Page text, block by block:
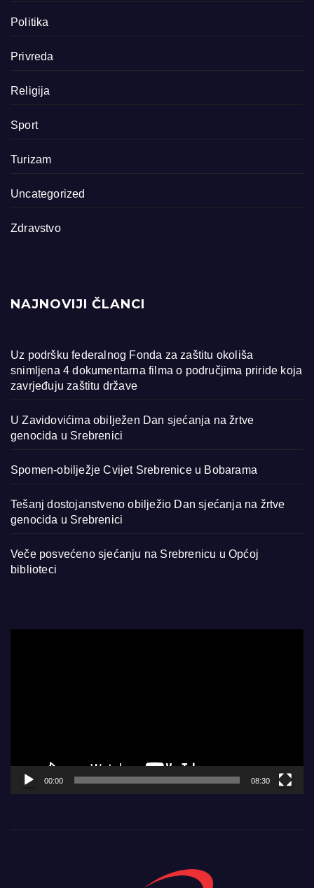
Politika
Privreda
Religija
Sport
Turizam
Uncategorized
Zdravstvo
NAJNOVIJI ČLANCI
Uz podršku federalnog Fonda za zaštitu okoliša
snimljena 4 dokumentarna filma o područjima priride koja
zavrjeđuju zaštitu države
U Zavidovićima obilježen Dan sjećanja na žrtve
genocida u Srebrenici
Spomen-obilježje Cvijet Srebrenice u Bobarama
Tešanj dostojanstveno obilježio Dan sjećanja na žrtve
genocida u Srebrenici
Veče posvećeno sjećanju na Srebrenicu u Općoj
biblioteci
00:00 08:30